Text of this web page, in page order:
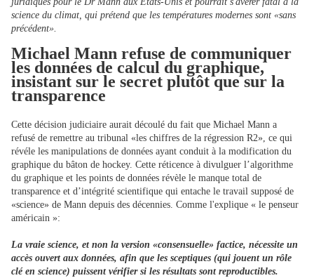
science du climat, qui prétend que les températures modernes sont «sans
précédent».
Michael Mann refuse de communiquer
les données de calcul du graphique,
insistant sur le secret plutôt que sur la
transparence
Cette décision judiciaire aurait découlé du fait que Michael Mann a
refusé de remettre au tribunal «les chiffres de la régression R2», ce qui
révéle les manipulations de données ayant conduit à la modification du
graphique du bâton de hockey. Cette réticence à divulguer l’algorithme
du graphique et les points de données révèle le manque total de
transparence et d’intégrité scientifique qui entache le travail supposé de
«science» de Mann depuis des décennies. Comme l'explique « le penseur
américain »:
La vraie science, et non la version «consensuelle» factice, nécessite un
accès ouvert aux données, afin que les sceptiques (qui jouent un rôle
clé en science) puissent vérifier si les résultats sont reproductibles.